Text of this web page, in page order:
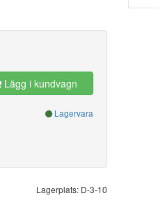
Lägg i kundvagn
Lagervara
Lagerplats: D-3-10